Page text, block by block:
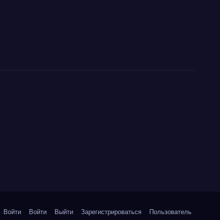
Войти Войти Выйти Зарегистрироваться Пользователь